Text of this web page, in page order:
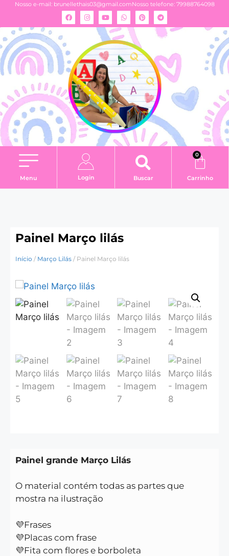
Nosso e-mail: brunellethais03@gmail.comNosso telefone: 79988764098
Menu Login Buscar
0
Carrinho
Painel Março lilás
Início / Março Lilás / Painel Março lilás
Painel grande Março Lilás
O material contém todas as partes que
mostra na ilustração
💜Frases
💜Placas com frase
💜Fita com flores e borboleta